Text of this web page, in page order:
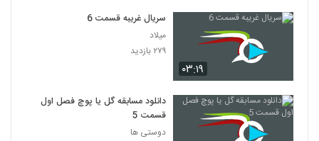
۰۳:۱۹
سریال غریبه قسمت 6
میلاد
۲۷۹ بازدید
دانلود مسابقه گل یا پوچ فصل اول
قسمت 5
دوستی ها